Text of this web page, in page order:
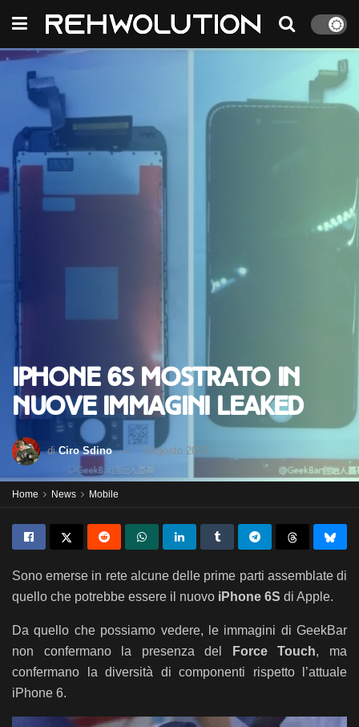
iPhone 6S mostrato in
nuove immagini leaked
di Ciro Sdino 3 Agosto 2015
Home News Mobile
Sono emerse in rete alcune delle prime parti assemblate di
quello che potrebbe essere il nuovo iPhone 6S di Apple.
Da quello che possiamo vedere, le immagini di GeekBar
non confermano la presenza del
Force Touch, ma
confermano la diversità di componenti rispetto l’attuale
iPhone 6.